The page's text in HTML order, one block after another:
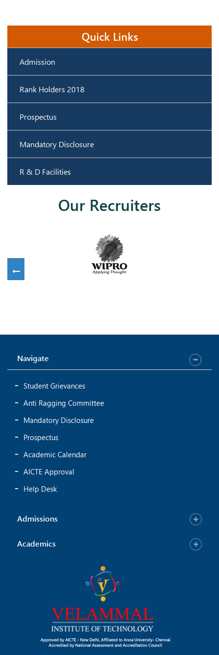
Quick Links
Admission
Rank Holders 2018
Prospectus
Mandatory Disclosure
R & D Facilities
Our Recruiters
Navigate
Student Grievances
Anti Ragging Committee
Mandatory Disclosure
Prospectus
Academic Calendar
AICTE Approval
Help Desk
Admissions
Academics